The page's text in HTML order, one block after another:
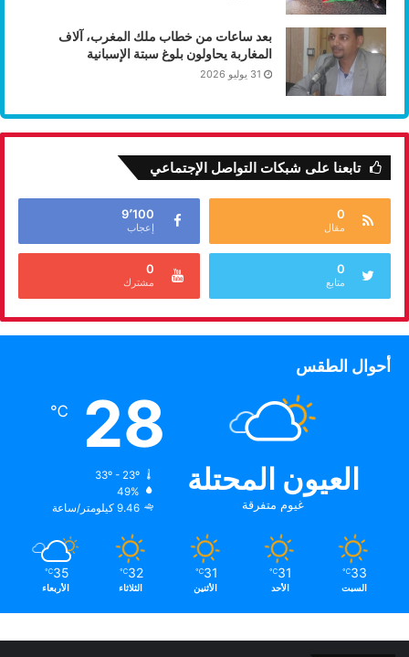
بعد ساعات من خطاب ملك المغرب، آلاف
المغاربة يحاولون بلوغ سبتة الإسبانية
31 يوليو 2026
تابعنا على شبكات التواصل الإجتماعي
0
مقال
9٬100
إعجاب
0
متابع
0
مشترك
أحوال الطقس
العيون المحتلة
غيوم متفرقة
28
℃
33º - 23º
49%
9.46 كيلومتر/ساعة
33
℃
السبت
31
℃
الأحد
31
℃
الأثنين
32
℃
الثلاثاء
35
℃
الأربعاء